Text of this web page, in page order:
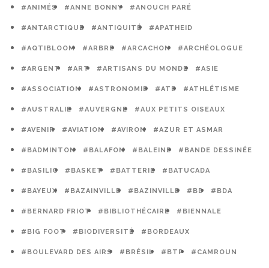
#ANIMÉS #ANNE BONNY #ANOUCH PARÉ
#ANTARCTIQUE #ANTIQUITÉ #APATHEID
#AQTIBLOOM #ARBRE #ARCACHON #ARCHÉOLOGUE
#ARGENT #ART #ARTISANS DU MONDE #ASIE
#ASSOCIATION #ASTRONOMIE #ATE #ATHLÉTISME
#AUSTRALIE #AUVERGNE #AUX PETITS OISEAUX
#AVENIR #AVIATION #AVIRON #AZUR ET ASMAR
#BADMINTON #BALAFON #BALEINE #BANDE DESSINÉE
#BASILIC #BASKET #BATTERIE #BATUCADA
#BAYEUX #BAZAINVILLE #BAZINVILLE #BD #BDA
#BERNARD FRIOT #BIBLIOTHÉCAIRE #BIENNALE
#BIG FOOT #BIODIVERSITÉ #BORDEAUX
#BOULEVARD DES AIRS #BRÉSIL #BTP #CAMROUN